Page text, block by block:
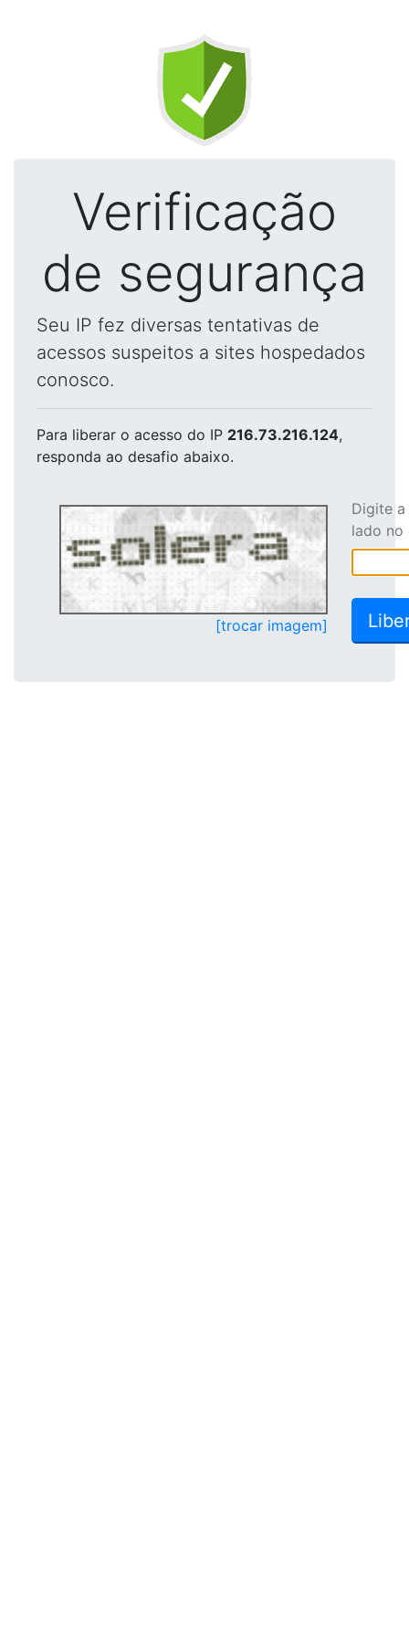
Verificação
de segurança
Seu IP fez diversas tentativas de
acessos suspeitos a sites hospedados
conosco.
Para liberar o acesso do IP 216.73.216.124,
responda ao desafio abaixo.
[trocar imagem]
Digite
lado no